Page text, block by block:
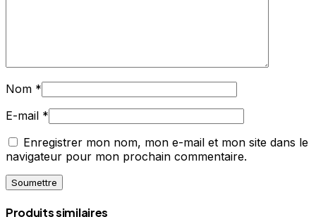
Nom *
E-mail *
Enregistrer mon nom, mon e-mail et mon site dans le
navigateur pour mon prochain commentaire.
Produits similaires